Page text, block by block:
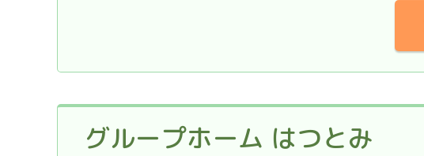
グループホーム はつとみ